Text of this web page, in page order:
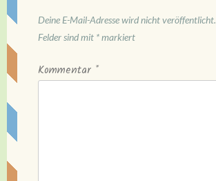
Deine E-Mail-Adresse wird nicht veröffentlicht.
Felder sind mit *markiert
Kommentar *